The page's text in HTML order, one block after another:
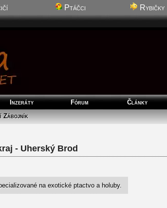
Ptáčci Rybičky
Inzeráty Fórum Články
Zábojník
- Uherský Brod
na exotické ptactvo a holuby.